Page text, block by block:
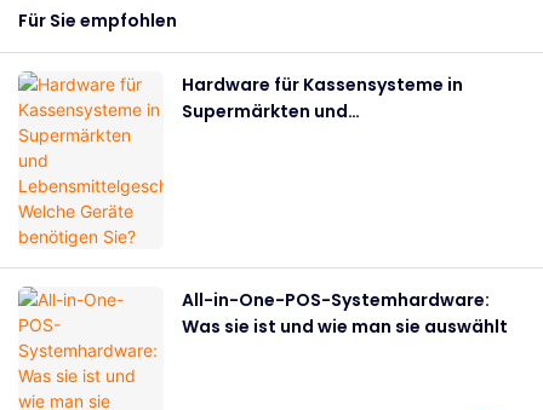
Für Sie empfohlen
Hardware für Kassensysteme in
Supermärkten und
All-in-One-POS-Systemhardware:
Was sie ist und wie man sie auswählt